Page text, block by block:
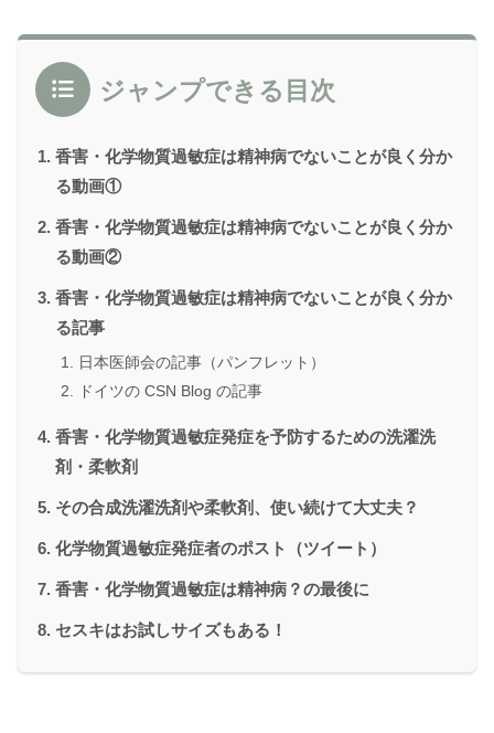
ジャンプできる目次
香害・化学物質過敏症は精神病でないことが良く分か
る動画①
香害・化学物質過敏症は精神病でないことが良く分か
る動画②
香害・化学物質過敏症は精神病でないことが良く分か
る記事
日本医師会の記事（パンフレット）
ドイツの CSN Blog の記事
香害・化学物質過敏症発症を予防するための洗濯洗
剤・柔軟剤
その合成洗濯洗剤や柔軟剤、使い続けて大丈夫？
化学物質過敏症発症者のポスト（ツイート）
香害・化学物質過敏症は精神病？の最後に
セスキはお試しサイズもある！